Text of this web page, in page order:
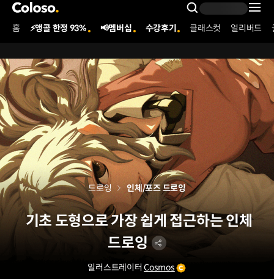
콜로소
Search
Coloso Menu
홈 ⚡앵콜 한정 93% 📢멤버십 수강후기 클래스컷 얼리버드
기초 도형으로 가장 쉽게 접근하는 인체
드로잉
일러스트레이터 Cosmos
드로잉 인체/포즈 드로잉